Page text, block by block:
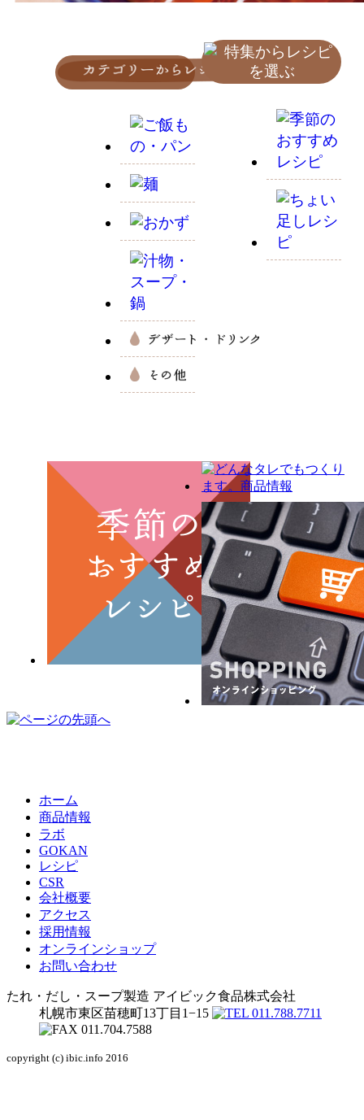
ホーム
商品情報
ラボ
GOKAN
レシピ
CSR
会社概要
アクセス
採用情報
オンラインショップ
お問い合わせ
たれ・だし・スープ製造 アイビック食品株式会社
札幌市東区苗穂町13丁目1−15
copyright (c) ibic.info 2016